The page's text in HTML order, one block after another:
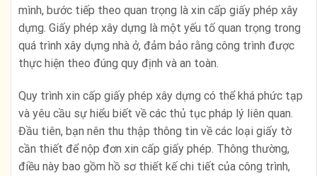
mình, bước tiếp theo quan trọng là xin cấp giấy phép xây
dựng. Giấy phép xây dựng là một yếu tố quan trọng trong
quá trình xây dựng nhà ở, đảm bảo rằng công trình được
thực hiện theo đúng quy định và an toàn.
Quy trình xin cấp giấy phép xây dựng có thể khá phức tạp
và yêu cầu sự hiểu biết về các thủ tục pháp lý liên quan.
Đầu tiên, bạn nên thu thập thông tin về các loại giấy tờ
cần thiết để nộp đơn xin cấp giấy phép. Thông thường,
điều này bao gồm hồ sơ thiết kế chi tiết của công trình,